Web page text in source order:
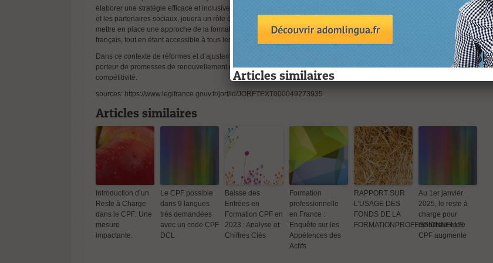
élaborer une stratégie efficace et inclusive, en collaboration étroite avec les ministères concernés, les acteurs de la formation
et les partenaires sociaux, jouera un rôle déterminant dans le succès des politiques de formation à venir. L’objectif est de
mettre en place une approche de la formation professionnelle ambitieuse, adaptée aux exigences du marché du travail
français, tout en étant accessible à tous les citoyens en quête de compétences et d’opportunités professionnelles.
Dans ce contexte de réformes et d’ajustements, le secteur de la formation professionnelle en France se trouve à un carrefour,
porteur de promesses de renouvellement nécessaires pour répondre aux défis contemporains de l’emploi et de la
compétitivité.
sources: https://www.legifrance.gouv.fr/jorf/id/JORFTEXT000049273935
Articles similaires
Introduction d’un
Reste à Charge
dans le CPF: Une
mesure
impactante.
Le CPF possible
dans 9 langues
très demandées
avec un code CPF
DCL
Baisse des
Entrées en
Formation CPF en
2023 : Analyse et
Chiffres Clés
Formation
professionnelle
en France :
Enquête sur les
Appétences des
Actifs
RAPPORT SUR
L’USAGE DES
FONDS DE LA
FORMATIONPROFESSIONNELLE
Au 1er janvier
2025, le reste à
charge pour
mobiliser votre
CPF augmente
Articles similaires
Introduction d’un
Reste à Charge
dans le CPF: Une
mesure
impactante.
Le CPF possible
dans 9 langues
avec un code CPF
DCL
Baisse des
Entrées en
Formation CPF en
2023 : Analyse et
Chiffres Clés
Enquête sur les
Appétences des
Actifs